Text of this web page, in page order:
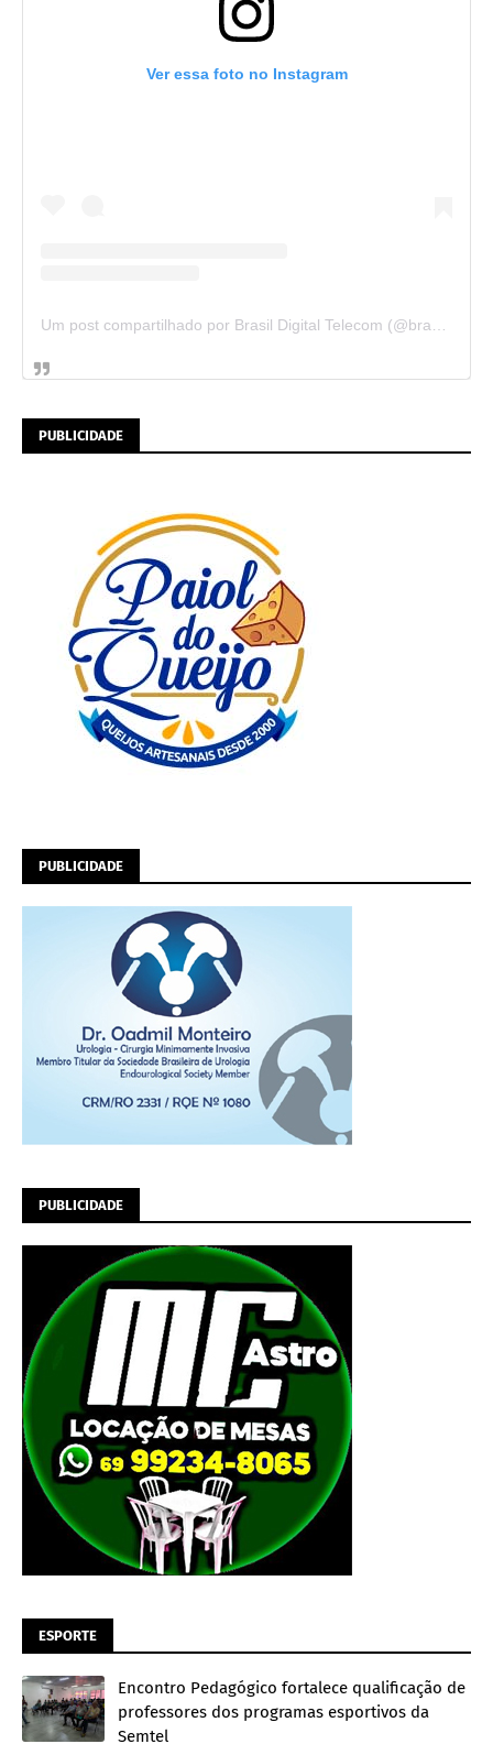
Ver essa foto no Instagram
Um post compartilhado por Brasil Digital Telecom (@brasildigitaltelecom)
PUBLICIDADE
PUBLICIDADE
PUBLICIDADE
ESPORTE
Encontro Pedagógico fortalece qualificação de
professores dos programas esportivos da
Semtel